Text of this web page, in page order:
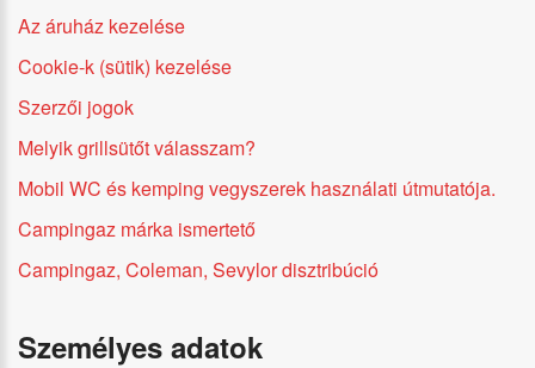
Az áruház kezelése
Cookie-k (sütik) kezelése
Szerzői jogok
Melyik grillsütőt válasszam?
Mobil WC és kemping vegyszerek használati útmutatója.
Campingaz márka ismertető
Campingaz, Coleman, Sevylor disztribúció
Személyes adatok